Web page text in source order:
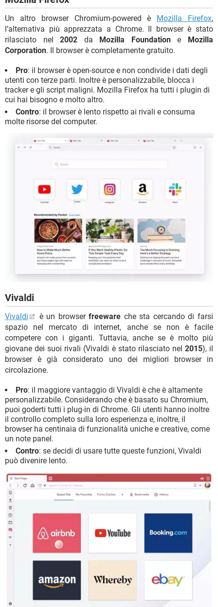
Un altro browser Chromium-powered è Mozilla Firefox,
l’alternativa più apprezzata a Chrome. Il browser è stato
rilasciato nel2002 da Mozilla Foundatione Mozilla
Corporation. Il browser è completamente gratuito.
Pro: il browser è open-source e non condivide i dati degli
utenti con terze parti. Inoltre è personalizzabile, blocca i
tracker e gli script maligni. Mozilla Firefox ha tutti i plugin di
cui hai bisogno e molto altro.
Contro: il browser è lento rispetto ai rivali e consuma
molte risorse del computer.
Vivaldi
Vivaldi è un browserfreeware che sta cercando di farsi
spazio nel mercato di internet, anche se non è facile
competere con i giganti. Tuttavia, anche se è molto più
giovane dei suoi rivali (Vivaldi è stato rilasciato nel 2015), il
browser è già considerato uno dei migliori browser in
circolazione.
Pro: il maggiore vantaggio di Vivaldi è che è altamente
personalizzabile. Considerando che è basato su Chromium,
puoi goderti tutti i plug-in di Chrome. Gli utenti hanno inoltre
il controllo completo sulla loro esperienza e, inoltre, il
browser ha centinaia di funzionalità uniche e creative, come
un note panel.
Contro: se decidi di usare tutte queste funzioni, Vivaldi
può divenire lento.